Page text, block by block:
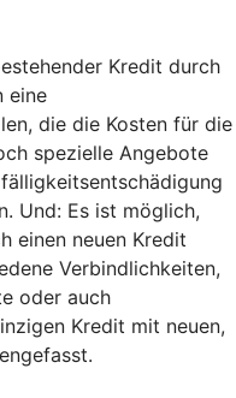
Kredit durch
eine
die die Kosten für die
spezielle Angebote
Und: Es ist möglich,
einen neuen Kredit
Verbindlichkeiten,
oder auch
Kredit mit neuen,